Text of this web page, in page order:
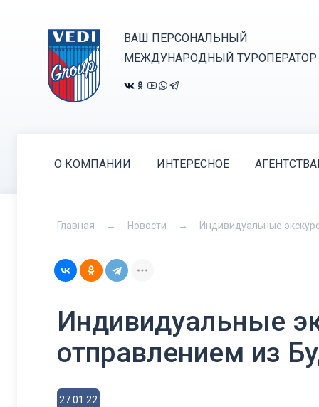
ВАШ ПЕРСОНАЛЬНЫЙ
МЕЖДУНАРОДНЫЙ ТУРОПЕРАТОР
О КОМПАНИИ ИНТЕРЕСНОЕ
Главная Новости Индивидуальные
Индивидуальные
отправлением из
27.01.22